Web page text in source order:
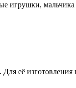
игрушки, мальчика
её изготовления